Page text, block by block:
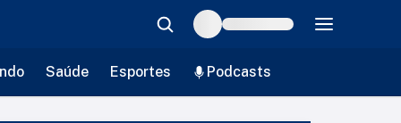
Saúde Esportes Podcasts